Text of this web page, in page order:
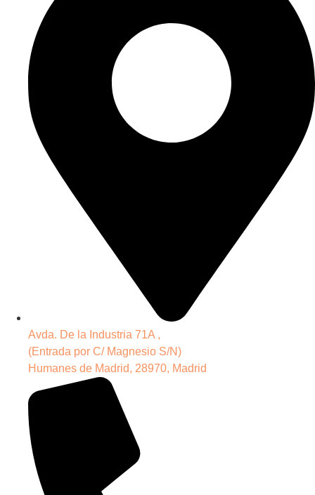
Avda. De la Industria 71A ,
(Entrada por C/ Magnesio S/N)
Humanes de Madrid, 28970, Madrid